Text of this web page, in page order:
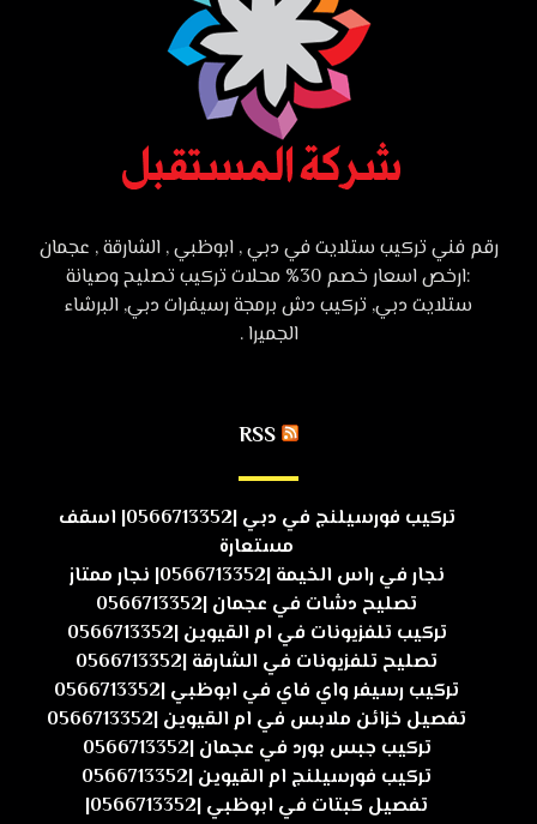
رقم فني تركيب ستلايت في دبي , ابوظبي , الشارقة , عجمان
:ارخص اسعار خصم 30% محلات تركيب تصليح وصيانة
ستلايت دبي, تركيب دش برمجة رسيفرات دبي, البرشاء
الجميرا .
RSS
تركيب فورسيلنج في دبي |0566713352| اسقف
مستعارة
نجار في راس الخيمة |0566713352| نجار ممتاز
تصليح دشات في عجمان |0566713352
تركيب تلفزيونات في ام القيوين |0566713352
تصليح تلفزيونات في الشارقة |0566713352
تركيب رسيفر واي فاي في ابوظبي |0566713352
تفصيل خزائن ملابس في ام القيوين |0566713352
تركيب جبس بورد في عجمان |0566713352
تركيب فورسيلنج ام القيوين |0566713352
تفصيل كبتات في ابوظبي |0566713352|